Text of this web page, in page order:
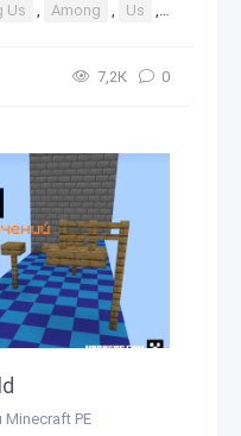
Us , Among , Us ,
7,2К 0
PE